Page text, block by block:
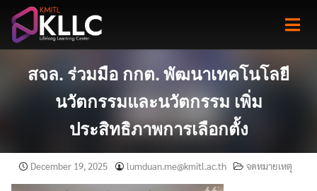
content
สจล. ร่วมมือ กกต. พัฒนาเทคโนโลยี
นวัตกรรมและนวัตกรรม เพิ่ม
ประสิทธิภาพการเลือกตั้ง
December 19, 2025 lumduan.me@kmitl.ac.th จดหมายเหตุ